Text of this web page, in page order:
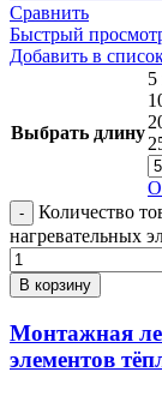
Сравнить
Быстрый
Добавить в
Выбрать длину
Количество
нагревательных
В корзину
Монтажная
элементов